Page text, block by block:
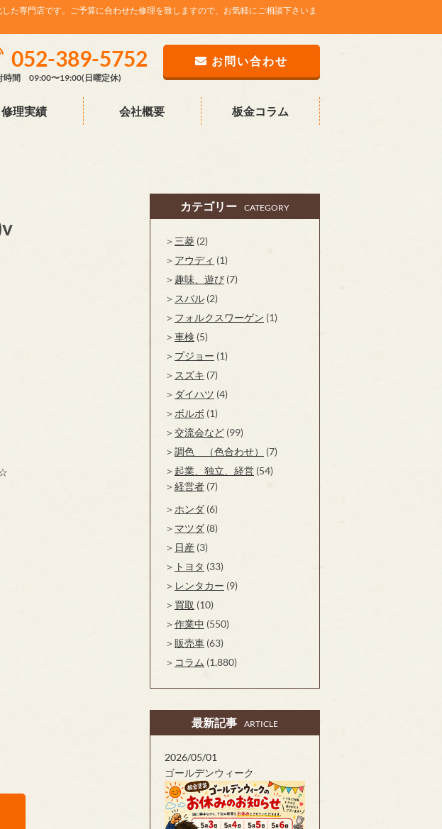
た専門店です。ご予算に合わせた修理を致しますので、お気軽にご相談下さいま
052-389-5752
時間 09:00〜19:00(日曜定休)
お問い合わせ
修理実績 会社概要 板金コラム
カテゴリー CATEGORY
三菱 (2)
アウディ (1)
趣味、遊び (7)
スバル (2)
フォルクスワーゲン (1)
車検 (5)
プジョー (1)
スズキ (7)
ダイハツ (4)
ボルボ (1)
交流会など (99)
調色 （色合わせ）
(7)
起業、独立、経営 (54)
経営者 (7)
ホンダ (6)
マツダ (8)
日産 (3)
トヨタ (33)
レンタカー (9)
買取 (10)
作業中 (550)
販売車 (63)
コラム (1,880)
最新記事 ARTICLE
2026/05/01
ゴールデンウィーク